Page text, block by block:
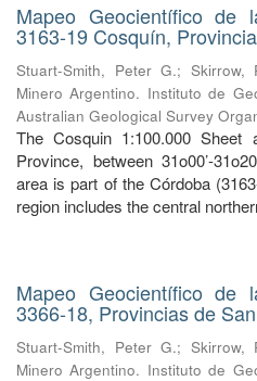
Mapeo Geocientífico de
3163-19 Cosquín,
Stuart-Smith, Peter G.; Skirrow,
Minero Argentino. Instituto de
Australian Geological Survey
The Cosquin 1:100.000
Province, between 31o00’-
area is part of the Córdoba
region includes the central
Mapeo Geocientífico de
3366-18, Provincias de
Stuart-Smith, Peter G.; Skirrow,
Minero Argentino. Instituto de